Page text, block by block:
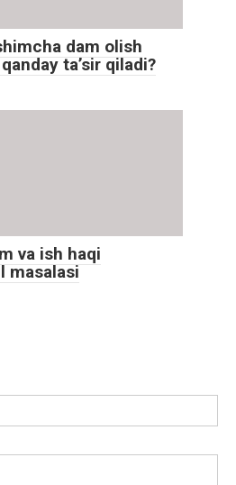
dam olish
ta’sir qiladi?
va ish haqi
masalasi